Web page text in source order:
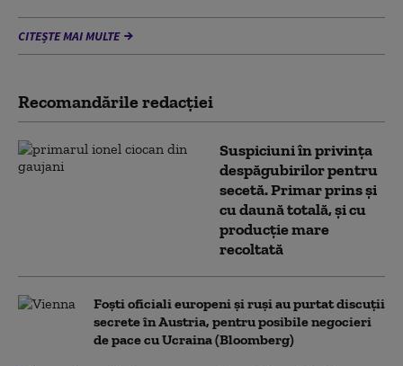
CITEȘTE MAI MULTE
Recomandările redacţiei
Suspiciuni în privința
despăgubirilor pentru
secetă. Primar prins și
cu daună totală, și cu
producție mare
recoltată
Foști oficiali europeni și ruși au purtat discuții
secrete în Austria, pentru posibile negocieri
de pace cu Ucraina (Bloomberg)